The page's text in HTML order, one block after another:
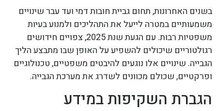
בשנים האחרונות, תחום גביית חובות דמי ועד עבר שינויים
משמעותיים במטרה לייעל את התהליכים ולמנוע בעיות
משפטיות רבות. עם הגעת שנת 2025, צפויים חידושים
רגולטוריים שיכולים להשפיע על האופן שבו מתבצע הליך
הגבייה. שינויים אלו נוגעים להיבטים משפטיים, טכנולוגיים
ופרקטיים, שכולם מכוונים לשדרג את מערכת הגבייה.
הגברת השקיפות במידע